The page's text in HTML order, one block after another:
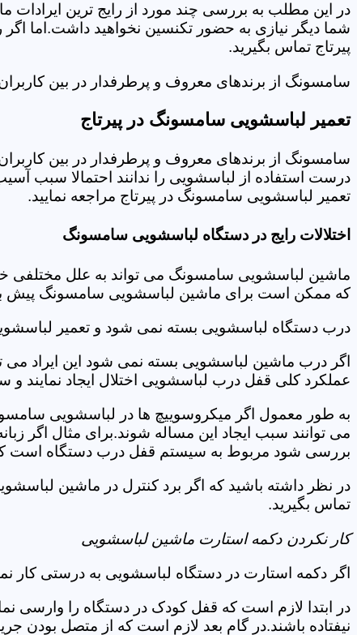
در این مطلب به بررسی چند مورد از رایج ترین ایرادات
شما دیگر نیازی به حضور تکنسین نخواهید داشت.اما
پیرتاج تماس بگیرید.
سامسونگ از برندهای معروف و پرطرفدار در بین
تعمیر لباسشویی سامسونگ در پیرتاج
سامسونگ از برندهای معروف و پرطرفدار در بین
درست استفاده از لباسشویی را ندانند احتمالا سبب
تعمیر لباسشویی سامسونگ در پیرتاج مراجعه نمایید.
اختلالات رایج در دستگاه لباسشویی سامسونگ
ماشین لباسشویی سامسونگ می تواند به علل مختلفی
که ممکن است برای ماشین لباسشویی سامسونگ پیش
درب دستگاه لباسشویی بسته نمی شود و تعمیر
اگر درب ماشین لباسشویی بسته نمی شود این ایراد می
عملکرد کلی قفل درب لباسشویی اختلال ایجاد نمایند
به طور معمول اگر میکروسوییچ ها در لباسشویی
می توانند سبب ایجاد این مساله شوند.برای مثال اگر
بررسی شود مربوط به سیستم قفل درب دستگاه است
در نظر داشته باشید که اگر برد کنترل در ماشین
تماس بگیرید.
کار نکردن دکمه استارت ماشین لباسشویی
اگر دکمه استارت در دستگاه لباسشویی به درستی کار
در ابتدا لازم است که قفل کودک در دستگاه را وارسی
نیفتاده باشند.در گام بعد لازم است که از متصل بودن